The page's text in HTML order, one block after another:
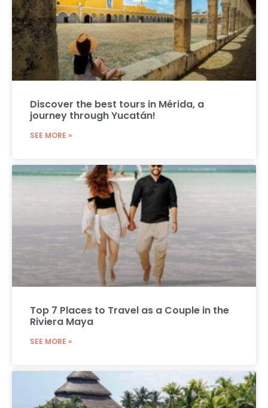
Discover the best tours in Mérida, a
journey through Yucatán!
SEE MORE »
Top 7 Places to Travel as a Couple in the
Riviera Maya
SEE MORE »